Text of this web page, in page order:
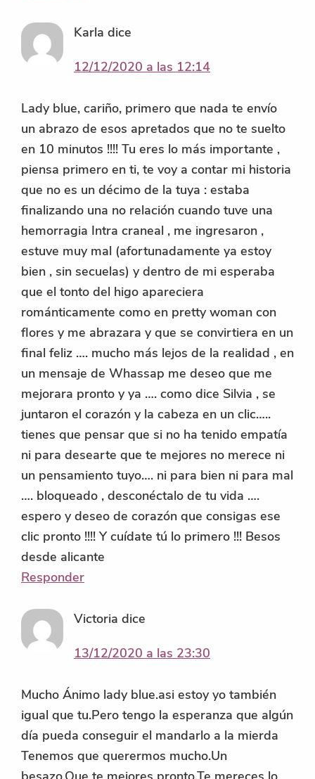
Karla dice
12/12/2020 a las 12:14
Lady blue, cariño, primero que nada te envío
un abrazo de esos apretados que no te suelto
en 10 minutos !!!! Tu eres lo más importante ,
piensa primero en ti, te voy a contar mi historia
que no es un décimo de la tuya : estaba
finalizando una no relación cuando tuve una
hemorragia Intra craneal , me ingresaron ,
estuve muy mal (afortunadamente ya estoy
bien , sin secuelas) y dentro de mi esperaba
que el tonto del higo apareciera
románticamente como en pretty woman con
flores y me abrazara y que se convirtiera en un
final feliz …. mucho más lejos de la realidad , en
un mensaje de Whassap me deseo que me
mejorara pronto y ya …. como dice Silvia , se
juntaron el corazón y la cabeza en un clic…..
tienes que pensar que si no ha tenido empatía
ni para desearte que te mejores no merece ni
un pensamiento tuyo…. ni para bien ni para mal
…. bloqueado , desconéctalo de tu vida ….
espero y deseo de corazón que consigas ese
clic pronto !!!! Y cuídate tú lo primero !!! Besos
desde alicante
Responder
Victoria dice
13/12/2020 a las 23:30
Mucho Ánimo lady blue.asi estoy yo también
igual que tu.Pero tengo la esperanza que algún
día pueda conseguir el mandarlo a la mierda
Tenemos que querermos mucho.Un